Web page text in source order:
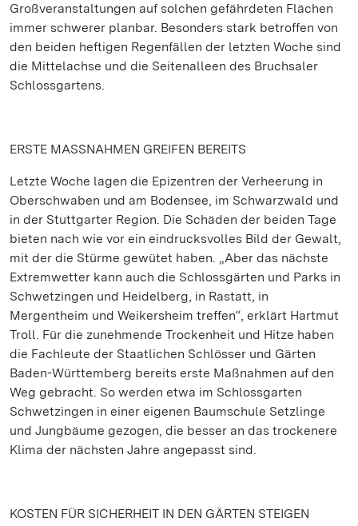
Großveranstaltungen auf solchen gefährdeten Flächen
immer schwerer planbar. Besonders stark betroffen von
den beiden heftigen Regenfällen der letzten Woche sind
die Mittelachse und die Seitenalleen des Bruchsaler
Schlossgartens.
ERSTE MASSNAHMEN GREIFEN BEREITS
Letzte Woche lagen die Epizentren der Verheerung in
Oberschwaben und am Bodensee, im Schwarzwald und
in der Stuttgarter Region. Die Schäden der beiden Tage
bieten nach wie vor ein eindrucksvolles Bild der Gewalt,
mit der die Stürme gewütet haben. „Aber das nächste
Extremwetter kann auch die Schlossgärten und Parks in
Schwetzingen und Heidelberg, in Rastatt, in
Mergentheim und Weikersheim treffen“, erklärt Hartmut
Troll. Für die zunehmende Trockenheit und Hitze haben
die Fachleute der Staatlichen Schlösser und Gärten
Baden-Württemberg bereits erste Maßnahmen auf den
Weg gebracht. So werden etwa im Schlossgarten
Schwetzingen in einer eigenen Baumschule Setzlinge
und Jungbäume gezogen, die besser an das trockenere
Klima der nächsten Jahre angepasst sind.
KOSTEN FÜR SICHERHEIT IN DEN GÄRTEN STEIGEN